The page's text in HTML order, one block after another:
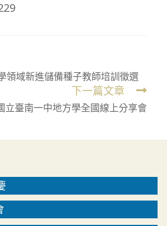
領域新進儲備種子教師培訓徵選
下一篇文章
立臺南一中地方學全國線上分享會